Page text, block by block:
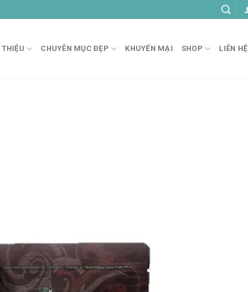
CHUYÊN MỤC ĐẸP KHUYẾN MẠI SHOP LIÊN HỆ